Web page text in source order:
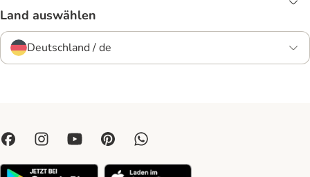
Land auswählen
Deutschland / de